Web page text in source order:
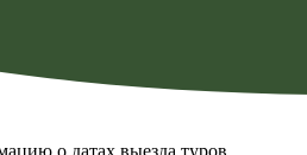
о датах выезда туров